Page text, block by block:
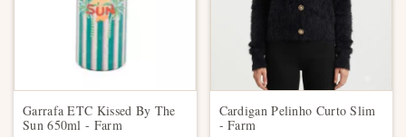
Garrafa ETC Kissed By The
Sun 650ml - Farm
Cardigan Pelinho Curto Slim
- Farm